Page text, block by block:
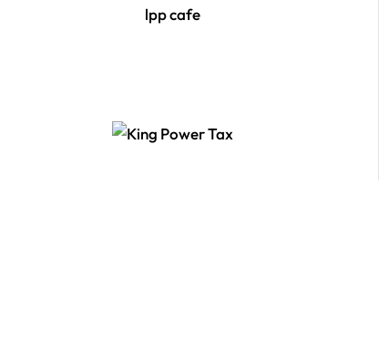
lpp cafe